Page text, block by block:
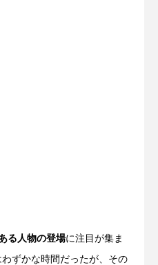
る人物の登場に注目が集ま
ずかな時間だったが、その